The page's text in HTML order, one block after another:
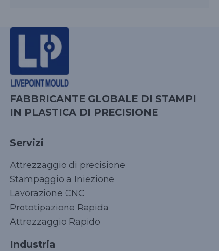
FABBRICANTE GLOBALE DI STAMPI
IN PLASTICA DI PRECISIONE
Servizi
Attrezzaggio di precisione
Stampaggio a Iniezione
Lavorazione CNC
Prototipazione Rapida
Attrezzaggio Rapido
Industria